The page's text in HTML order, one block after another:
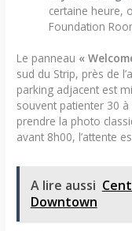
certaine heure,
Foundation
Le panneau «
sud du Strip, près de
parking adjacent est
souvent patienter 30
prendre la photo
avant 8h00, l’attente
A lire aussi
Downtown